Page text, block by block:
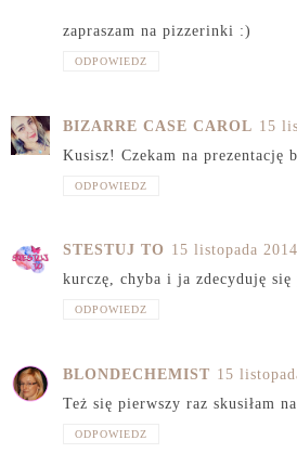
zapraszam na pizzerinki :)
ODPOWIEDZ
BIZARRE CASE CAROL 15
Kusisz! Czekam na prezentację
ODPOWIEDZ
STESTUJ TO 15 listopada
kurczę, chyba i ja zdecyduję
ODPOWIEDZ
BLONDECHEMIST 15
Też się pierwszy raz skusiłam
ODPOWIEDZ